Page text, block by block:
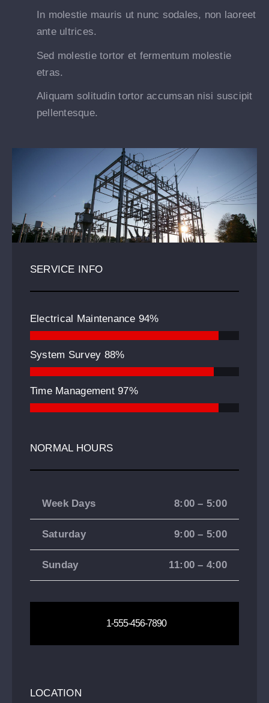
In molestie mauris ut nunc sodales, non laoreet
ante ultrices.
Sed molestie tortor et fermentum molestie
etras.
Aliquam solitudin tortor accumsan nisi suscipit
pellentesque.
SERVICE INFO
Electrical Maintenance 94%
System Survey 88%
Time Management 97%
NORMAL HOURS
Week Days 8:00 – 5:00
Saturday 9:00 – 5:00
Sunday 11:00 – 4:00
1-555-456-7890
LOCATION